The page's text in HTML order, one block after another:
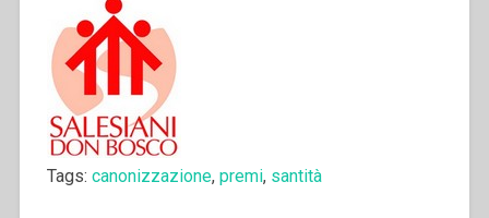
Tags: canonizzazione, premi, santità